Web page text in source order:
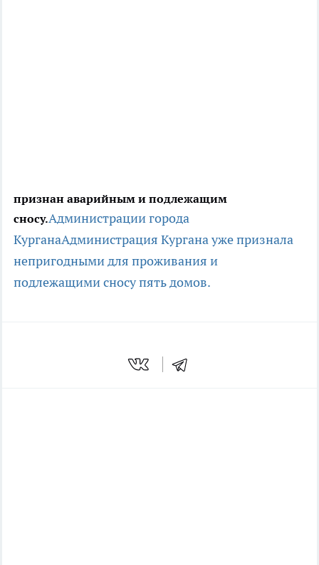
признан аварийным и подлежащим
сносу.Администрации города
КурганаАдминистрация Кургана уже признала
непригодными для проживания и
подлежащими сносу пять домов.